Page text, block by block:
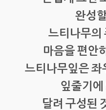
완성
느티나무의
마음을 편안
느티나무잎은 좌
잎줄기
달려 구성된